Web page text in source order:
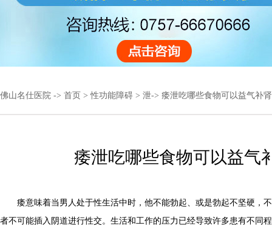
佛山名仕医院 -> 首页 >性功能障碍 > 泄-> 痿泄吃哪些食物可以益气补
痿泄吃哪些食物可以益气
痿意味着当男人处于性生活中时，他不能勃起、或是勃起不坚硬，
者不可能插入阴道进行性交。生活和工作的压力已经导致许多患有不同